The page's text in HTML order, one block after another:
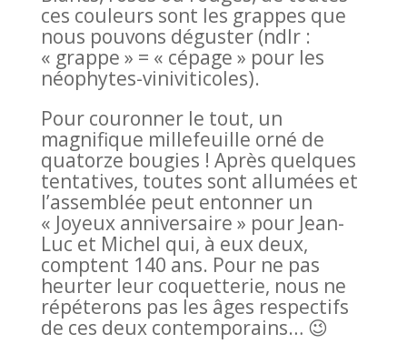
ces couleurs sont les grappes que
nous pouvons déguster (ndlr :
« grappe » = « cépage » pour les
néophytes-viniviticoles).
Pour couronner le tout, un
magnifique millefeuille orné de
quatorze bougies ! Après quelques
tentatives, toutes sont allumées et
l’assemblée peut entonner un
« Joyeux anniversaire » pour Jean-
Luc et Michel qui, à eux deux,
comptent 140 ans. Pour ne pas
heurter leur coquetterie, nous ne
répéterons pas les âges respectifs
de ces deux contemporains… 😉